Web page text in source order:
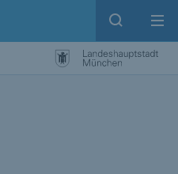
Open